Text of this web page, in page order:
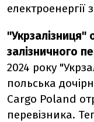
електроенергії
"Укрзалізниця"
залізничного
2024 року
польська
Cargo Poland
перевізника.